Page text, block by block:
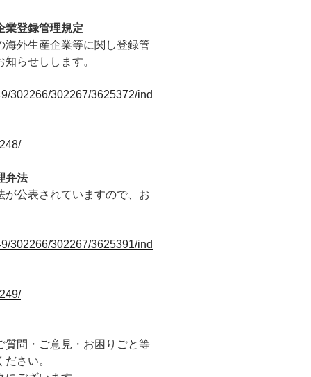
業登録管理規定
外生産企業等に関し登録管
らせしします。
302266/302267/3625372/ind
弁法
公表されていますので、お
302266/302267/3625391/ind
質問・ご意見・お困りごと等
さい。